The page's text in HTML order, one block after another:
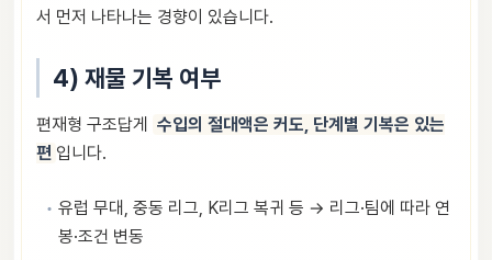
서 먼저 나타나는 경향이 있습니다.
4) 재물 기복 여부
편재형 구조답게
수입의 절대액은 커도, 단계별 기복은 있는
편 입니다.
유럽 무대, 중동 리그, K리그 복귀 등 → 리그·팀에 따라 연
봉·조건 변동